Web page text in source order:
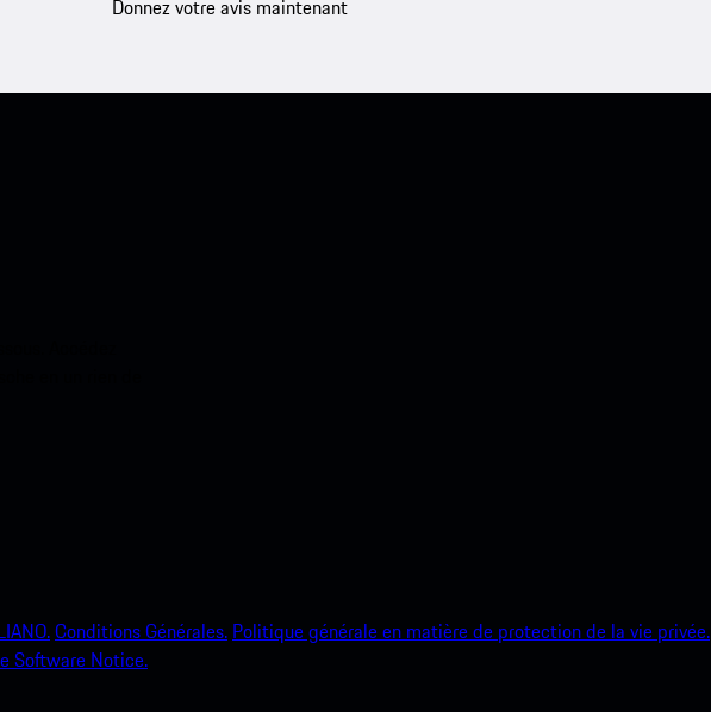
Donnez votre avis maintenant
Conditions Générales. Politique générale en matière de protection de la vie privée.
Software Notice.